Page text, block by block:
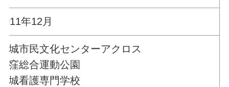
年12月
城市民文化センターアクロス
窪総合運動公園
城看護専門学校